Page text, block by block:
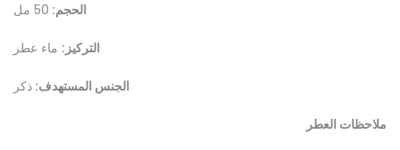
الحجم: 50 مل
التركيز: ماء عطر
الجنس المستهدف: ذكر
ملاحظات العطر